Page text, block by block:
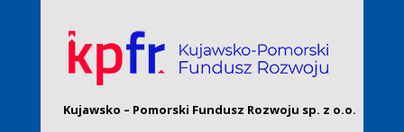
Kujawsko – Pomorski Fundusz Rozwoju sp. z o.o.